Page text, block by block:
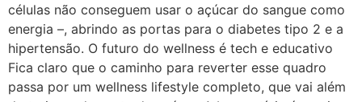
células não conseguem usar o açúcar do sangue como
energia –, abrindo as portas para o diabetes tipo 2 e a
hipertensão. O futuro do wellness é tech e educativo
Fica claro que o caminho para reverter esse quadro
passa por um wellness lifestyle completo, que vai além